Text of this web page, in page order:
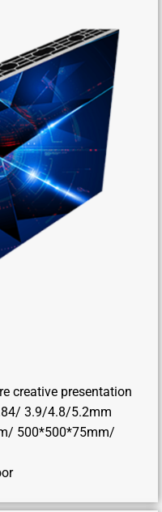
creative presentation
3.9/4.8/5.2mm
500*500*75mm/